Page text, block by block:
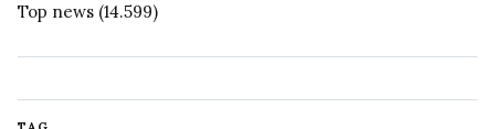
Top news (14.599)